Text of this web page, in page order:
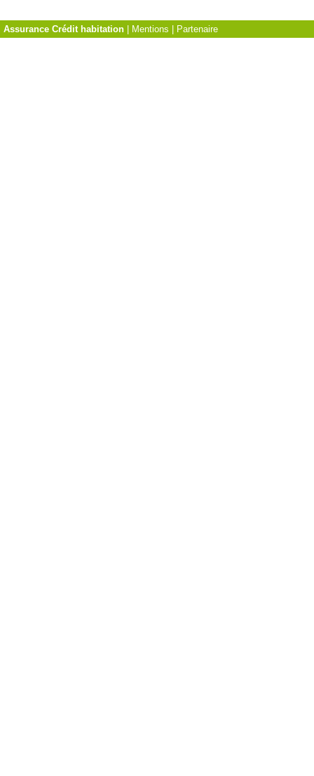
Assurance Crédit habitation Mentions Partenaire